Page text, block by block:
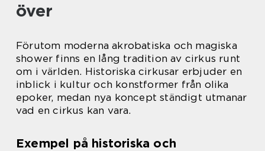
över
Förutom moderna akrobatiska och magiska
shower finns en lång tradition av cirkus runt
om i världen. Historiska cirkusar erbjuder en
inblick i kultur och konstformer från olika
epoker, medan nya koncept ständigt utmanar
vad en cirkus kan vara.
Exempel på historiska och